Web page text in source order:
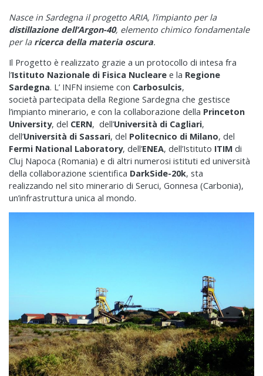
Nasce in Sardegna il progetto ARIA, l’impianto per la
distillazione dell’Argon-40, elemento chimico fondamentale
per la ricerca della materia oscura.
Il Progetto è realizzato grazie a un protocollo di intesa fra
l’Istituto Nazionale di Fisica Nucleare e la Regione
Sardegna. L’ INFN insieme con Carbosulcis,
società partecipata della Regione Sardegna che gestisce
l’impianto minerario, e con la collaborazione della Princeton
University, del CERN, dell’Università di Cagliari,
dell’Università di Sassari, del Politecnico di Milano, del
Fermi National Laboratory, dell’ENEA, dell’Istituto ITIM di
Cluj Napoca (Romania) e di altri numerosi istituti ed università
della collaborazione scientifica DarkSide-20k, sta
realizzando nel sito minerario di Seruci, Gonnesa (Carbonia),
un’infrastruttura unica al mondo.